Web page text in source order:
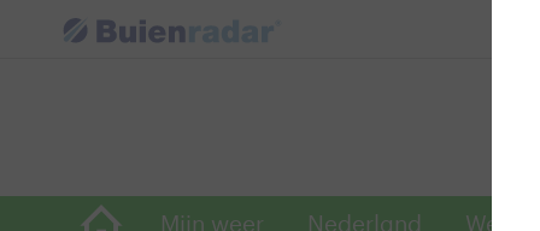
Mijn weer Nederland